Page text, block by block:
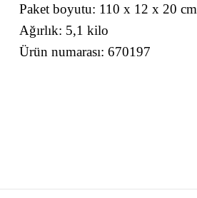
Paket boyutu: 110 x 12 x 20 cm
Ağırlık: 5,1 kilo
Ürün numarası: 670197